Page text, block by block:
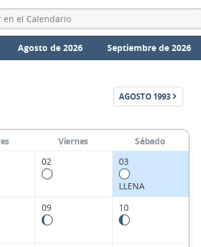
Agosto de 2026 Septiembre de 2026
AGOSTO 1993
Viernes
Sábado
02 03
LLENA
09 10